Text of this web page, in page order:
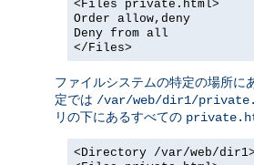
<Files private.html>
Order allow,deny
Deny from all
</Files>
ファイルシステムの特定の場所に
定では /var/web/dir1/
リの下にあるすべての
<Directory /var/web/dir1>